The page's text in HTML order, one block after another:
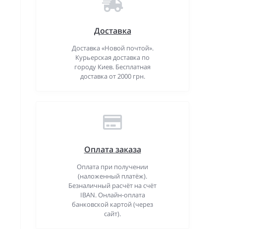
Доставка
Доставка «Новой почтой».
Курьерская доставка по
городу Киев. Бесплатная
доставка от 2000 грн.
Оплата заказа
Оплата при получении
(наложенный платёж).
Безналичный расчёт на счёт
IBAN. Онлайн-оплата
банковской картой (через
сайт).